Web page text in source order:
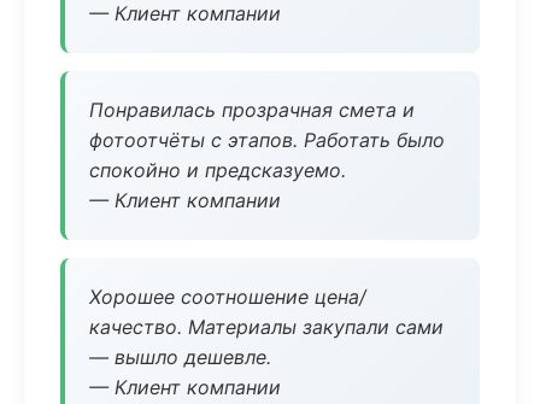
— Клиент компании
Понравилась прозрачная смета и
фотоотчёты с этапов. Работать было
спокойно и предсказуемо.
— Клиент компании
Хорошее соотношение цена/
качество. Материалы закупали сами
— вышло дешевле.
— Клиент компании